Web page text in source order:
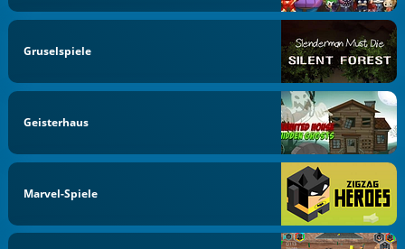
Gruselspiele
Geisterhaus
Marvel-Spiele